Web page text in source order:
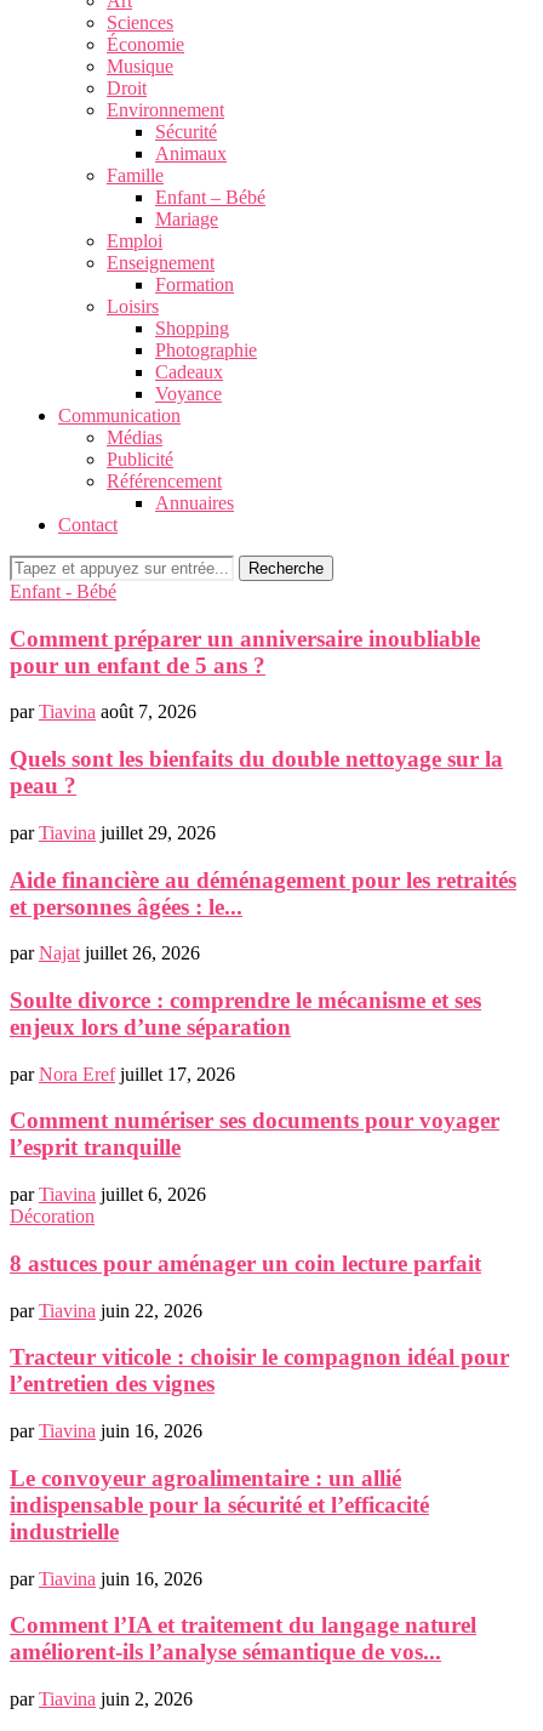
Sciences
Économie
Musique
Droit
Environnement
Sécurité
Animaux
Famille
Enfant – Bébé
Mariage
Emploi
Enseignement
Formation
Loisirs
Shopping
Photographie
Cadeaux
Voyance
Communication
Médias
Publicité
Référencement
Annuaires
Contact
Recherche
Enfant - Bébé
Comment préparer un anniversaire inoubliable
pour un enfant de 5 ans ?
parTiavina août 7, 2026
Quels sont les bienfaits du double nettoyage sur la
peau ?
parTiavina juillet 29, 2026
Aide financière au déménagement pour les retraités
et personnes âgées : le...
parNajat juillet 26, 2026
Soulte divorce : comprendre le mécanisme et ses
enjeux lors d’une séparation
parNora Eref juillet 17, 2026
Comment numériser ses documents pour voyager
l’esprit tranquille
parTiavina juillet 6, 2026
Décoration
8 astuces pour aménager un coin lecture parfait
parTiavina juin 22, 2026
Tracteur viticole : choisir le compagnon idéal pour
l’entretien des vignes
parTiavina juin 16, 2026
Le convoyeur agroalimentaire : un allié
indispensable pour la sécurité et l’efficacité
industrielle
parTiavina juin 16, 2026
Comment l’IA et traitement du langage naturel
améliorent-ils l’analyse sémantique de vos...
parTiavina juin 2, 2026